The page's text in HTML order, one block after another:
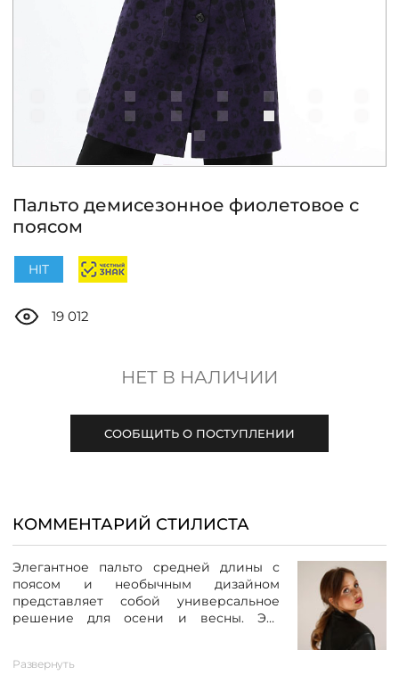
СКИДКИ
ЧАСТО ЗАДАВАЕМЫЕ ВОПРОСЫ
РОЗНИЧНЫМ ПОКУПАТЕЛЯМ
ДОСТАВКА
ТАБЛИЦА РАЗМЕРОВ
+7 (800) 511-35-10
MANAGER@DSTREND.RU
ЗАКАЗАТЬ ЗВОНОК
Пальто демисезонное фиолетовое с
поясом
HIT
19 012
НЕТ В НАЛИЧИИ
СООБЩИТЬ О ПОСТУПЛЕНИИ
КОММЕНТАРИЙ СТИЛИСТА
Элегантное пальто средней длины с
поясом и необычным дизайном
представляет собой универсальное
решение для осени и весны. Эта
прямым кроем, стильным воротником,
Развернуть